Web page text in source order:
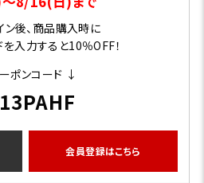
ン後、商品購入時に
入力すると10％OFF！
ポンコード ↓
会員登録はこちら